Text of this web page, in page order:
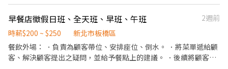
時請於主管確認排班時間） 【薪資福利】 1. 提供員工餐 2. 國定假日
雙倍薪 3. 提供優秀同仁績效獎金 4. 久任獎金 5. 生日禮卷 6. 滿年資
享特休假 7.福委會福利補助 ★★多項福利歡迎您加入我們★★ 多項
福利歡迎您加入我們 總是提供好吃日式餐飲的公司 台灣東利多(丸
早餐店徵假日班、全天班、早班、午班
2週前
時薪$200 ~ $250
新北市板橋區
餐飲外場： ．負責為顧客帶位、安排座位、倒水。 ．將菜單遞給顧
客、解決顧客提出之疑問，並給予餐點上的建議。 ．後續將顧客點